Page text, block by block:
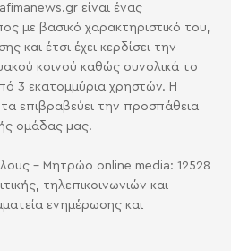
είναι ένας
με βασικό χαρακτηριστικό του,
και έτσι έχει κερδίσει την
κοινού καθώς συνολικά το
3 εκατομμύρια χρηστών. Η
επιβραβεύει την προσπάθεια
ομάδας μας.
- Μητρώο online media: 12528
τηλεπικοινωνιών και
ενημέρωσης και